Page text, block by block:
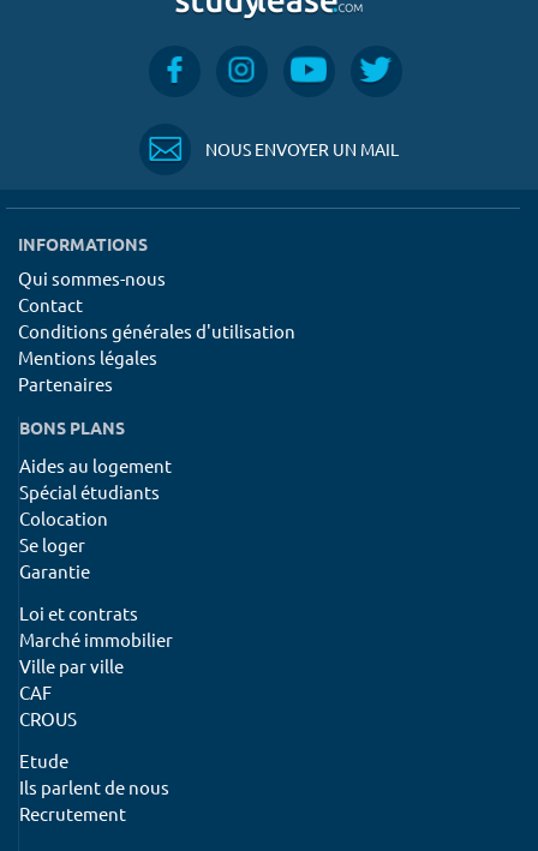
NOUS ENVOYER UN MAIL
INFORMATIONS
Qui sommes-nous
Contact
Conditions générales d'utilisation
Mentions légales
Partenaires
BONS PLANS
Aides au logement
Spécial étudiants
Colocation
Se loger
Garantie
Loi et contrats
Marché immobilier
Ville par ville
CAF
CROUS
Etude
Ils parlent de nous
Recrutement